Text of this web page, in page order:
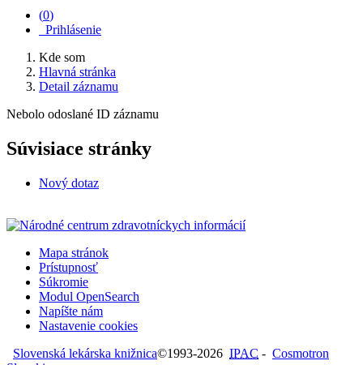
(0)
Prihlásenie
Kde som
Hlavná stránka
Detail záznamu
Nebolo odoslané ID záznamu
Súvisiace stránky
Nový dotaz
Mapa stránok
Prístupnosť
Súkromie
Modul OpenSearch
Napíšte nám
Nastavenie cookies
Slovenská lekárska knižnica©1993-2026 IPAC - Cosmotron